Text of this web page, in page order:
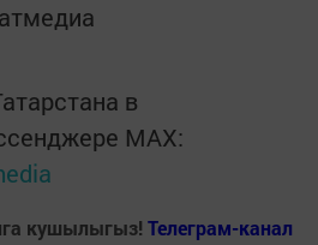
в
MАХ:
кушылыгыз! Телеграм-канал